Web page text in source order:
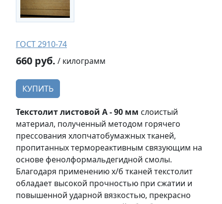
ГОСТ 2910-74
660 руб. / килограмм
КУПИТЬ
Текстолит листовой А - 90 мм слоистый
материал, полученный методом горячего
прессования хлопчатобумажных тканей,
пропитанных термореактивным связующим на
основе фенолформальдегидной смолы.
Благодаря применению х/б тканей текстолит
обладает высокой прочностью при сжатии и
повышенной ударной вязкостью, прекрасно